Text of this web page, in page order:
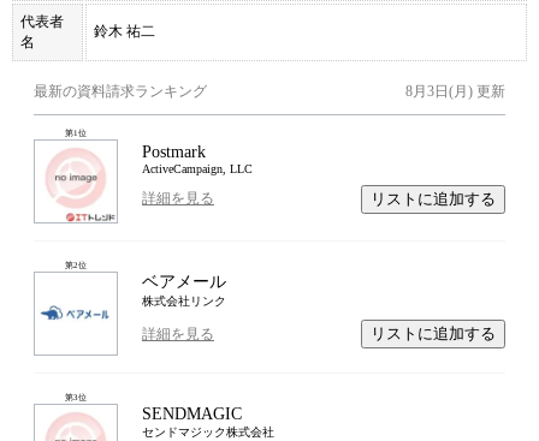
代表者
名
鈴木 祐二
最新の資料請求ランキング 8月3日(月) 更新
第1位
Postmark
ActiveCampaign, LLC
詳細を見る リストに追加する
第2位
ベアメール
株式会社リンク
詳細を見る リストに追加する
第3位
SENDMAGIC
センドマジック株式会社